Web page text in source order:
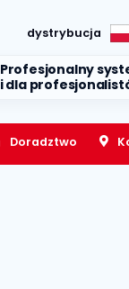
dystrybucja
Profesjonalny
i dla
Doradztwo